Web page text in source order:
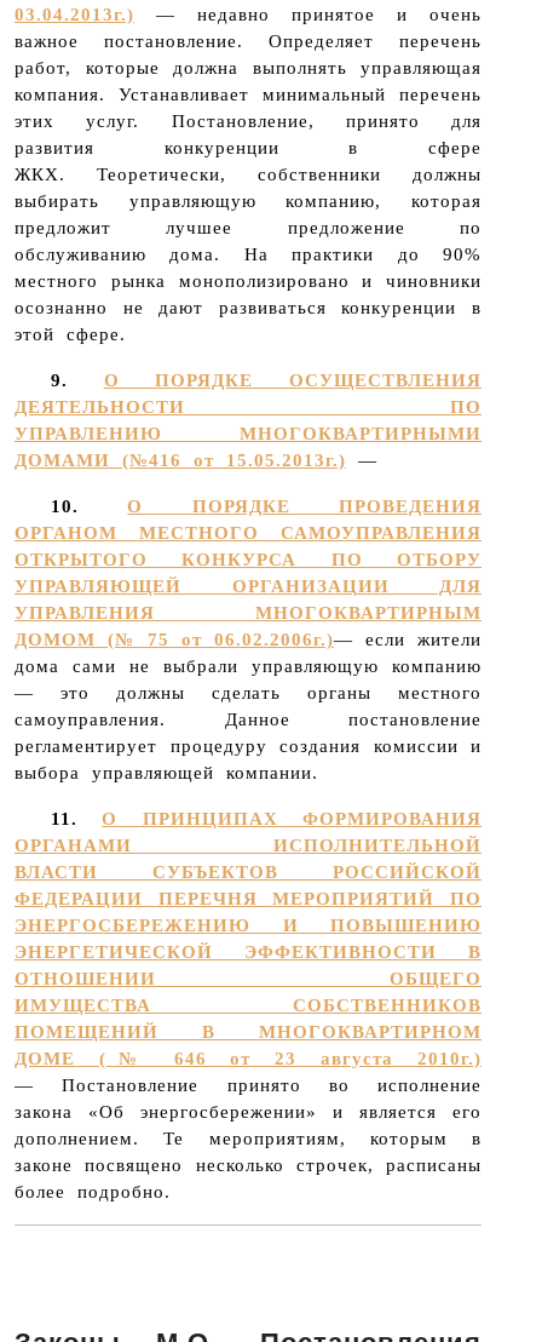
03.04.2013г.) — недавно принятое и очень
важное постановление. Определяет перечень
работ, которые должна выполнять управляющая
компания. Устанавливает минимальный перечень
этих услуг. Постановление, принято для
развития конкуренции в сфере
ЖКХ. Теоретически, собственники должны
выбирать управляющую компанию, которая
предложит лучшее предложение по
обслуживанию дома. На практики до 90%
местного рынка монополизировано и чиновники
осознанно не дают развиваться конкуренции в
этой сфере.
9. О ПОРЯДКЕ ОСУЩЕСТВЛЕНИЯ
ДЕЯТЕЛЬНОСТИ ПО
УПРАВЛЕНИЮ МНОГОКВАРТИРНЫМИ
ДОМАМИ (№416 от 15.05.2013г.) —
10.О ПОРЯДКЕ ПРОВЕДЕНИЯ
ОРГАНОМ МЕСТНОГО САМОУПРАВЛЕНИЯ
ОТКРЫТОГО КОНКУРСА ПО ОТБОРУ
УПРАВЛЯЮЩЕЙ ОРГАНИЗАЦИИ ДЛЯ
УПРАВЛЕНИЯ МНОГОКВАРТИРНЫМ
ДОМОМ (№ 75 от 06.02.2006г.)— если жители
дома сами не выбрали управляющую компанию
— это должны сделать органы местного
самоуправления. Данное постановление
регламентирует процедуру создания комиссии и
выбора управляющей компании.
11.О ПРИНЦИПАХ ФОРМИРОВАНИЯ
ОРГАНАМИ ИСПОЛНИТЕЛЬНОЙ
ВЛАСТИ СУБЪЕКТОВ РОССИЙСКОЙ
ФЕДЕРАЦИИ ПЕРЕЧНЯ МЕРОПРИЯТИЙ ПО
ЭНЕРГОСБЕРЕЖЕНИЮ И ПОВЫШЕНИЮ
ЭНЕРГЕТИЧЕСКОЙ ЭФФЕКТИВНОСТИ В
ОТНОШЕНИИ ОБЩЕГО
ИМУЩЕСТВА СОБСТВЕННИКОВ
ПОМЕЩЕНИЙ В МНОГОКВАРТИРНОМ
ДОМЕ (№ 646 от 23 августа 2010г.)
— Постановление принято во исполнение
закона «Об энергосбережении» и является его
дополнением. Те мероприятиям, которым в
законе посвящено несколько строчек, расписаны
более подробно.